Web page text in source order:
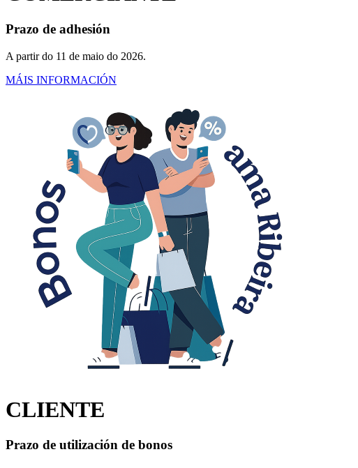
Prazo de adhesión
A partir do 11 de maio do 2026.
MÁIS INFORMACIÓN
CLIENTE
Prazo de utilización de bonos